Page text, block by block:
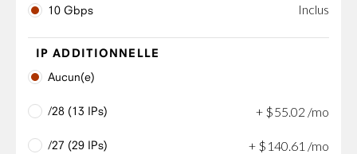
10 Gbps
Inclus
IP ADDITIONNELLE
Aucun(e)
/28 (13 IPs) + $55.02 /mo
/27 (29 IPs) + $ 140.61 /mo